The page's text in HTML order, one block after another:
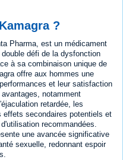
?
Pharma, est un médicament
défi de la dysfonction
à sa combinaison unique de
offre aux hommes une
et leur satisfaction
notamment
retardée, les
secondaires potentiels et
recommandées.
une avancée significative
sexuelle, redonnant espoir